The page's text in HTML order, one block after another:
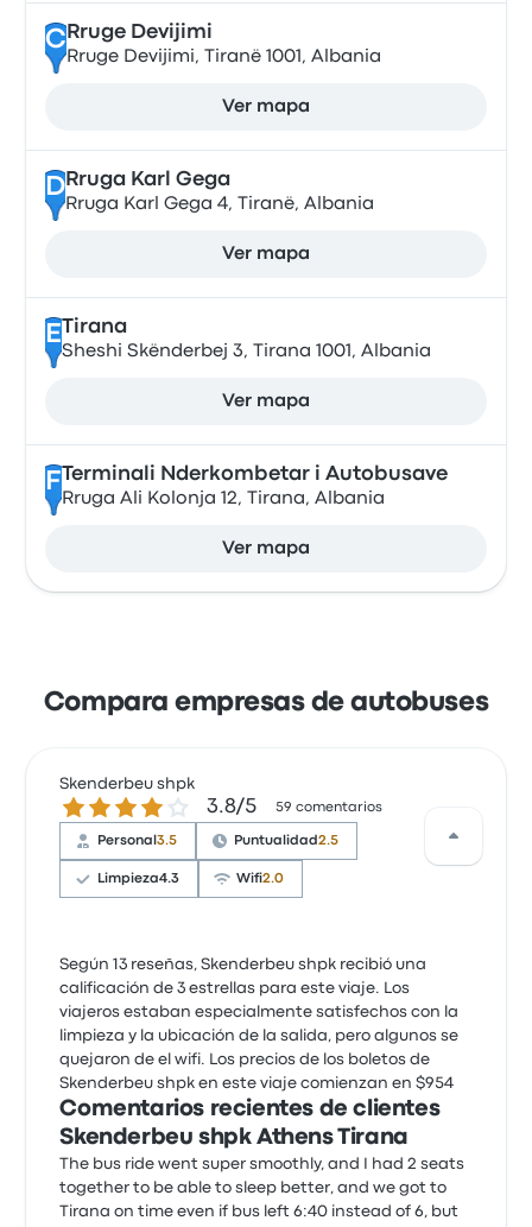
CRruge Devijimi
Rruge Devijimi, Tiranë 1001, Albania
Ver mapa
DRruga Karl Gega
Rruga Karl Gega 4, Tiranë, Albania
Ver mapa
E Tirana
Sheshi Skënderbej 3, Tirana 1001, Albania
Ver mapa
F Terminali Nderkombetar i Autobusave
Rruga Ali Kolonja 12, Tirana, Albania
Ver mapa
Compara empresas de autobuses
Skenderbeu shpk
3.8 de 5 estrellas3.8/5 59 comentarios
Personal3.5 Puntualidad2.5
Limpieza4.3 Wifi2.0
Según 13 reseñas, Skenderbeu shpk recibió una
calificación de 3 estrellas para este viaje. Los
viajeros estaban especialmente satisfechos con la
limpieza y la ubicación de la salida, pero algunos se
quejaron de el wifi. Los precios de los boletos de
Skenderbeu shpk en este viaje comienzan en $954
Comentarios recientes de clientes
Skenderbeu shpk Athens Tirana
The bus ride went super smoothly, and I had 2 seats
together to be able to sleep better, and we got to
Tirana on time even if bus left 6:40 instead of 6, but